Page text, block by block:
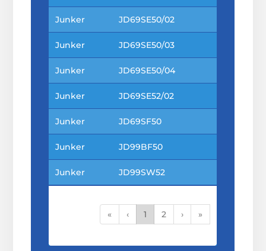
Junker JD69SE50/02
Junker JD69SE50/03
Junker JD69SE50/04
Junker JD69SE52/02
Junker JD69SF50
Junker JD99BF50
Junker JD99SW52
« ‹ 1 2 › »